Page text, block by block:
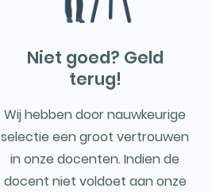
Niet goed? Geld
terug!
Wij hebben door nauwkeurige
selectie een groot vertrouwen
in onze docenten. Indien de
docent niet voldoet aan onze